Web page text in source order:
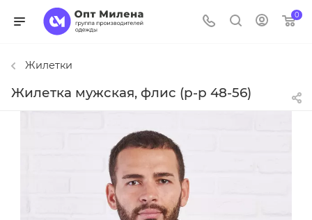
0
Жилетки
Жилетка мужская, флис (р-р 48-56)